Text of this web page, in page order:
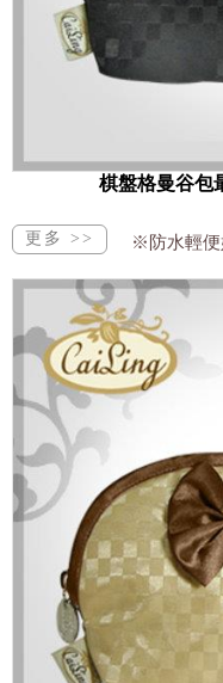
棋盤格曼谷包